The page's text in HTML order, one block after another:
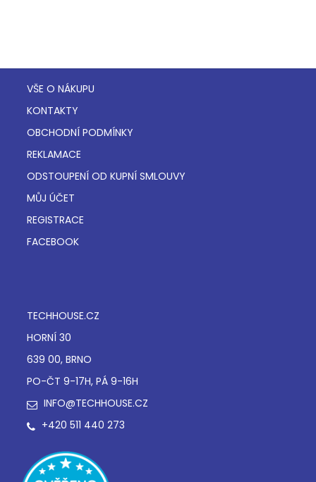
VŠE O NÁKUPU
KONTAKTY
OBCHODNÍ PODMÍNKY
REKLAMACE
ODSTOUPENÍ OD KUPNÍ SMLOUVY
MŮJ ÚČET
REGISTRACE
FACEBOOK
TECHHOUSE.CZ
HORNÍ 30
639 00, BRNO
PO-ČT 9-17H, PÁ 9-16H
INFO@TECHHOUSE.CZ
+420 511 440 273